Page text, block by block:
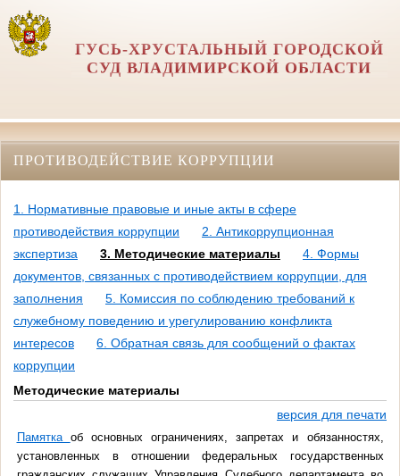
ГУСЬ-ХРУСТАЛЬНЫЙ ГОРОДСКОЙ
СУД ВЛАДИМИРСКОЙ ОБЛАСТИ
ПРОТИВОДЕЙСТВИЕ КОРРУПЦИИ
1. Нормативные правовые и иные акты в сфере
противодействия коррупции
2. Антикоррупционная
экспертиза
3. Методические материалы
4. Формы
документов, связанных с противодействием коррупции, для
заполнения
5. Комиссия по соблюдению требований к
служебному поведению и урегулированию конфликта
интересов
6. Обратная связь для сообщений о фактах
коррупции
Методические материалы
версия для печати
Памятка об основных ограничениях, запретах и обязанностях,
установленных в отношении федеральных государственных